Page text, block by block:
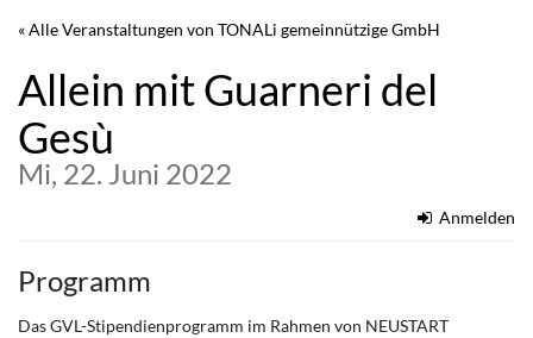
Zum
Inhalt
springen
« Alle Veranstaltungen von TONALi gemeinnützige GmbH
Allein mit Guarneri del
Gesù
Mi, 22. Juni 2022
Anmelden
Programm
Das GVL-Stipendienprogramm im Rahmen von NEUSTART